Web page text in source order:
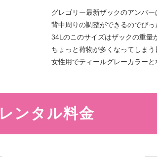
グレゴリー最新ザックのアンバ
背中周りの調整ができるのでぴ
34Lのこのサイズはザックの重量
ちょっと荷物が多くなってしま
女性用でティールグレーカラーと
レンタル料金